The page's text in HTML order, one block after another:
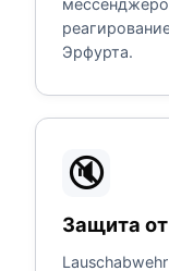
Эрфурта.
🔇
Защита